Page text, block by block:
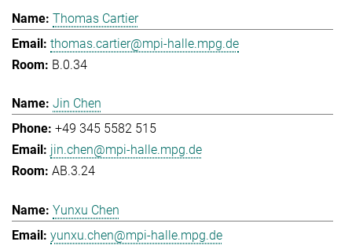
Thomas Cartier
thomas.cartier@mpi-halle.mpg.de
B.0.34
Jin Chen
+49 345 5582 515
jin.chen@mpi-halle.mpg.de
AB.3.24
Yunxu Chen
yunxu.chen@mpi-halle.mpg.de